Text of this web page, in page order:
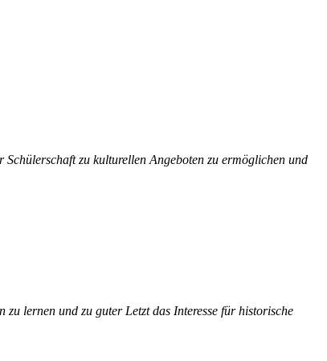
zu kulturellen Angeboten zu ermöglichen und
zu lernen und zu guterLetztdas Interesse für historische